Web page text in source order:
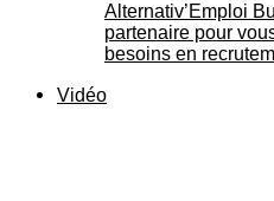
Alternativ’Emploi
partenaire pour
besoins en
Vidéo